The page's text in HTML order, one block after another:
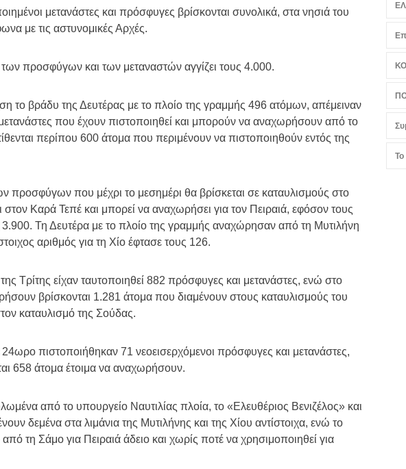
μετανάστες και πρόσφυγες βρίσκονται συνολικά, στα νησιά του
με τις αστυνομικές Αρχές.
προσφύγων και των μεταναστών αγγίζει τους 4.000.
το βράδυ της Δευτέρας με το πλοίο της γραμμής 496 ατόμων, απέμειναν
που έχουν πιστοποιηθεί και μπορούν να αναχωρήσουν από το
περίπου 600 άτομα που περιμένουν να πιστοποιηθούν εντός της
προσφύγων που μέχρι το μεσημέρι θα βρίσκεται σε καταυλισμούς στο
στον Καρά Τεπέ και μπορεί να αναχωρήσει για τον Πειραιά, εφόσον τους
3.900. Τη Δευτέρα με το πλοίο της γραμμής αναχώρησαν από τη Μυτιλήνη
αριθμός για τη Χίο έφτασε τους 126.
Τρίτης είχαν ταυτοποιηθεί 882 πρόσφυγες και μετανάστες, ενώ στο
βρίσκονται 1.281 άτομα που διαμένουν στους καταυλισμούς του
καταυλισμό της Σούδας.
24ωρο πιστοποιήθηκαν 71 νεοεισερχόμενοι πρόσφυγες και μετανάστες,
658 άτομα έτοιμα να αναχωρήσουν.
από το υπουργείο Ναυτιλίας πλοία, το «Ελευθέριoς Βενιζέλος» και
δεμένα στα λιμάνια της Μυτιλήνης και της Χίου αντίστοιχα, ενώ το
τη Σάμο για Πειραιά άδειο και χωρίς ποτέ να χρησιμοποιηθεί για
Το